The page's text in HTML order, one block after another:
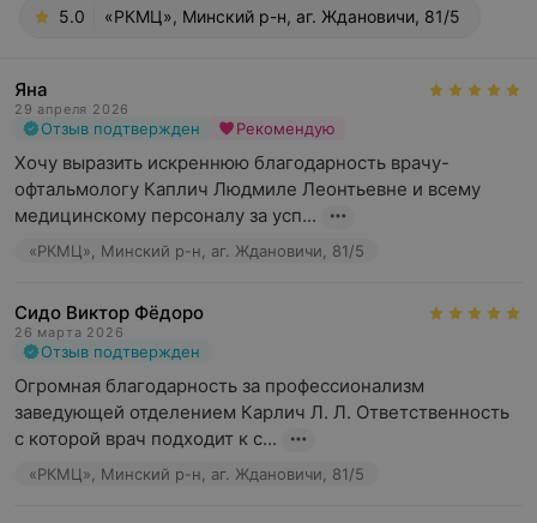
5.0 «РКМЦ», Минский р-н, аг. Ждановичи, 81/5
Яна
29 апреля 2026
Отзыв подтвержден Рекомендую
Хочу выразить искреннюю благодарность врачу-
офтальмологу Каплич Людмиле Леонтьевне и всему
медицинскому персоналу за усп...
«РКМЦ», Минский р-н, аг. Ждановичи, 81/5
Сидо Виктор Фёдоро
26 марта 2026
Отзыв подтвержден
Огромная благодарность за профессионализм
заведующей отделением Карлич Л. Л. Ответственность
с которой врач подходит к с...
«РКМЦ», Минский р-н, аг. Ждановичи, 81/5